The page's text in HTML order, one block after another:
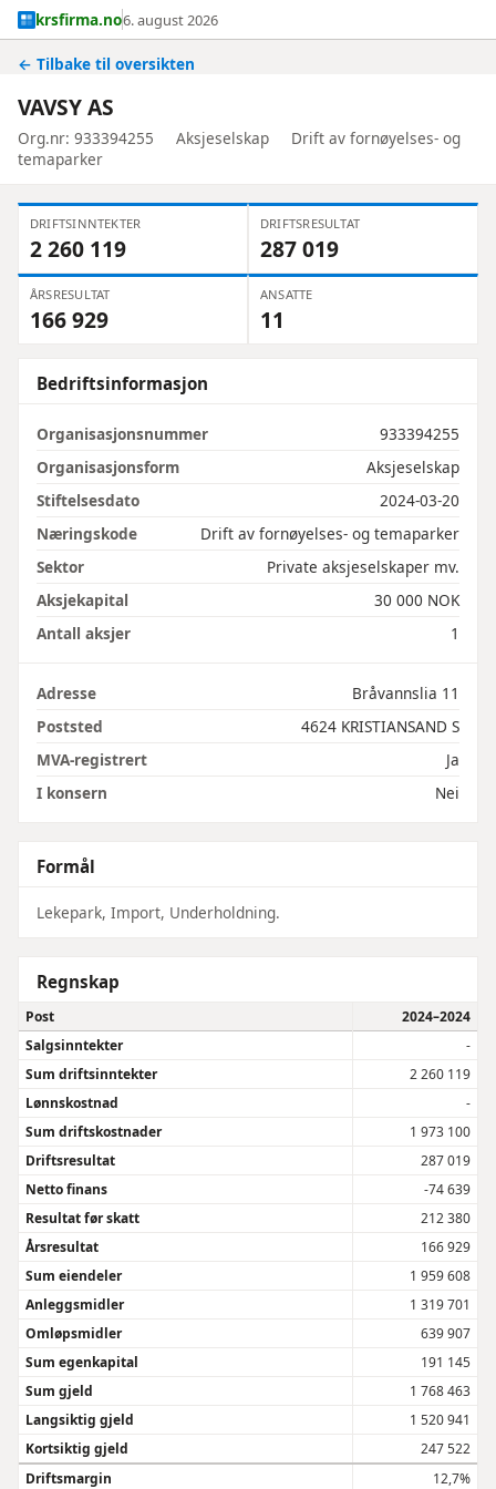
krsfirma.no6. august 2026
← Tilbake til oversikten
VAVSY AS
Org.nr: 933394255 Aksjeselskap
Drift av fornøyelses- og
temaparker
DRIFTSINNTEKTER
2 260 119
DRIFTSRESULTAT
287 019
ÅRSRESULTAT
166 929
ANSATTE
11
Bedriftsinformasjon
Organisasjonsnummer
933394255
Organisasjonsform
Aksjeselskap
Stiftelsesdato
2024-03-20
Næringskode
Drift av fornøyelses- og temaparker
Sektor
Private aksjeselskaper mv.
Aksjekapital
30 000 NOK
Antall aksjer
1
Adresse
Bråvannslia 11
Poststed
4624 KRISTIANSAND S
MVA-registrert
Ja
I konsern
Nei
Formål
Lekepark, Import, Underholdning.
Regnskap
Post
2024–2024
Salgsinntekter
-
Sum driftsinntekter
2 260 119
Lønnskostnad
-
Sum driftskostnader
1 973 100
Driftsresultat
287 019
Netto finans
-74 639
Resultat før skatt
212 380
Årsresultat
166 929
Sum eiendeler
1 959 608
Anleggsmidler
1 319 701
Omløpsmidler
639 907
Sum egenkapital
191 145
Sum gjeld
1 768 463
Langsiktig gjeld
1 520 941
Kortsiktig gjeld
247 522
Driftsmargin
12,7%